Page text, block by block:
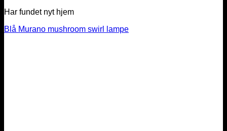
Har fundet nyt hjem
Blå Murano mushroom swirl lampe